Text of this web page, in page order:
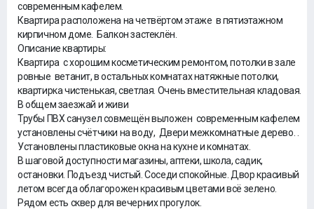
современным кафелем.
Квартира расположена на четвёртом этаже в пятиэтажном
кирпичном доме. Балкон застеклён.
Описание квартиры:
Квартира с хорошим косметическим ремонтом, потолки в зале
ровные ветанит, в остальных комнатах натяжные потолки,
квартирка чистенькая, светлая. Очень вместительная кладовая.
В общем заезжай и живи
Трубы ПВХ санузел совмещён выложен современным кафелем
установлены счётчики на воду, Двери межкомнатные дерево. .
Установлены пластиковые окна на кухне и комнатах.
В шаговой доступности магазины, аптеки, школа, садик,
остановки. Подъезд чистый. Соседи спокойные. Двор красивый
летом всегда облагорожен красивым цветами всё зелено.
Рядом есть сквер для вечерних прогулок.